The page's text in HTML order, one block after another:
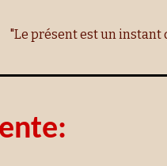
"Le présent est un instant